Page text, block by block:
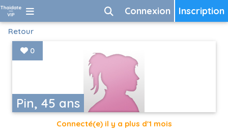
Inscription
Connexion
Retour
Pin, 45 ans
0
Connecté(e) il y a plus d'1 mois